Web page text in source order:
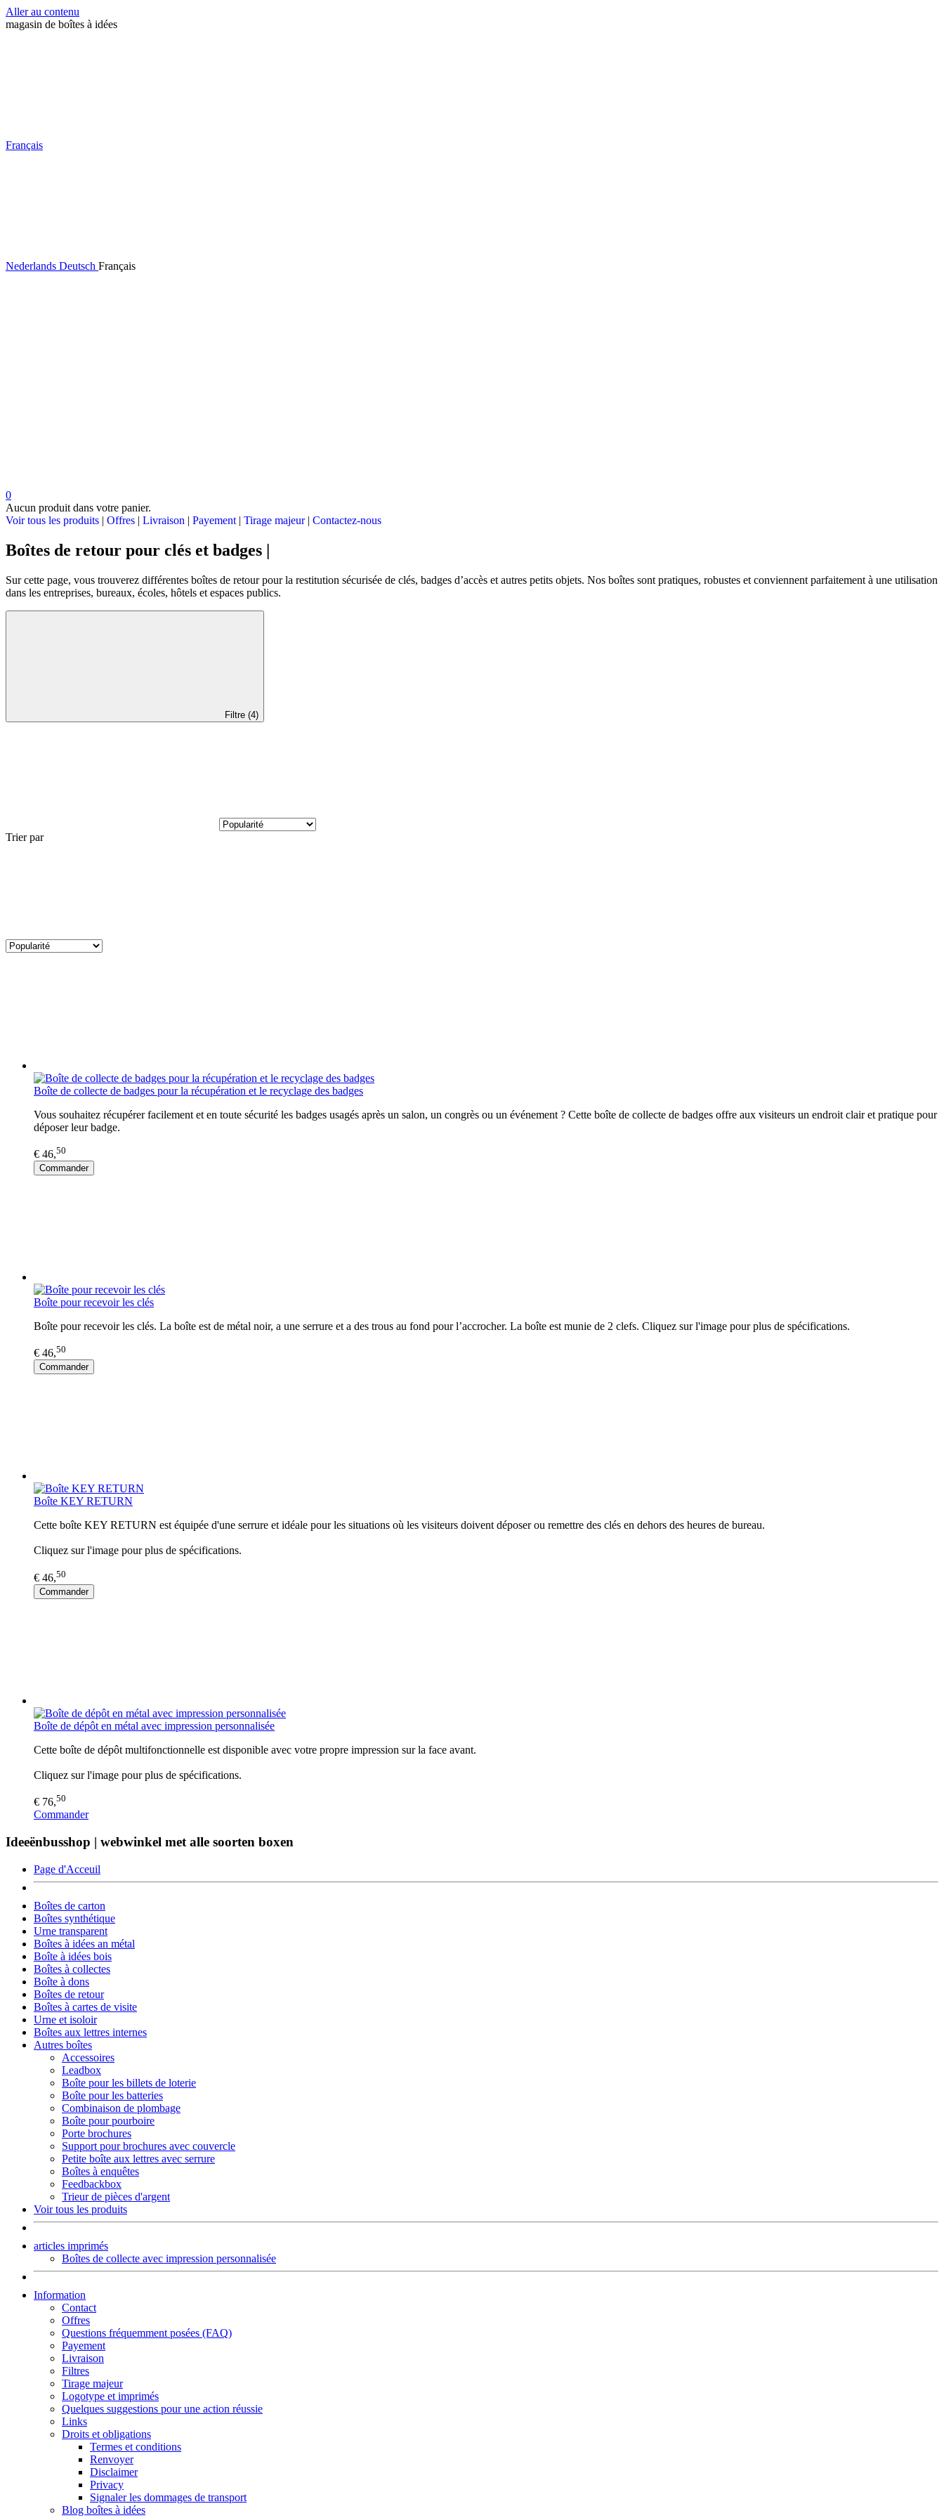
Aller au contenu
magasin de boîtes à idées
Français
Nederlands Deutsch Français
0
Aucun produit dans votre panier.
Voir tous les produits | Offres | Livraison | Payement | Tirage majeur | Contactez-nous
Boîtes de retour pour clés et badges |
Sur cette page, vous trouverez différentes boîtes de retour pour la restitution sécurisée de clés, badges d’accès et autres petits objets. Nos boîtes sont pratiques, robustes et conviennent parfaitement à une utilisation
dans les entreprises, bureaux, écoles, hôtels et espaces publics.
Filtre (4)
Trier par
Boîte de collecte de badges pour la récupération et le recyclage des badges
Vous souhaitez récupérer facilement et en toute sécurité les badges usagés après un salon, un congrès ou un événement ? Cette boîte de collecte de badges offre aux visiteurs un endroit clair et pratique pour
déposer leur badge.
€ 46,50
Commander
Boîte pour recevoir les clés
Boîte pour recevoir les clés. La boîte est de métal noir, a une serrure et a des trous au fond pour l’accrocher. La boîte est munie de 2 clefs. Cliquez sur l'image pour plus de spécifications.
€ 46,50
Commander
Boîte KEY RETURN
Cette boîte KEY RETURN est équipée d'une serrure et idéale pour les situations où les visiteurs doivent déposer ou remettre des clés en dehors des heures de bureau.
Cliquez sur l'image pour plus de spécifications.
€ 46,50
Commander
Boîte de dépôt en métal avec impression personnalisée
Cette boîte de dépôt multifonctionnelle est disponible avec votre propre impression sur la face avant.
Cliquez sur l'image pour plus de spécifications.
€ 76,50
Commander
Ideeënbusshop | webwinkel met alle soorten boxen
Page d'Acceuil
Boîtes de carton
Boîtes synthétique
Urne transparent
Boîtes à idées an métal
Boîte à idées bois
Boîtes à collectes
Boîte à dons
Boîtes de retour
Boîtes à cartes de visite
Urne et isoloir
Boîtes aux lettres internes
Autres boîtes
Accessoires
Leadbox
Boîte pour les billets de loterie
Boîte pour les batteries
Combinaison de plombage
Boîte pour pourboire
Porte brochures
Support pour brochures avec couvercle
Petite boîte aux lettres avec serrure
Boîtes à enquêtes
Feedbackbox
Trieur de pièces d'argent
Voir tous les produits
articles imprimés
Boîtes de collecte avec impression personnalisée
Information
Contact
Offres
Questions fréquemment posées (FAQ)
Payement
Livraison
Filtres
Tirage majeur
Logotype et imprimés
Quelques suggestions pour une action réussie
Links
Droits et obligations
Termes et conditions
Renvoyer
Disclaimer
Privacy
Signaler les dommages de transport
Blog boîtes à idées